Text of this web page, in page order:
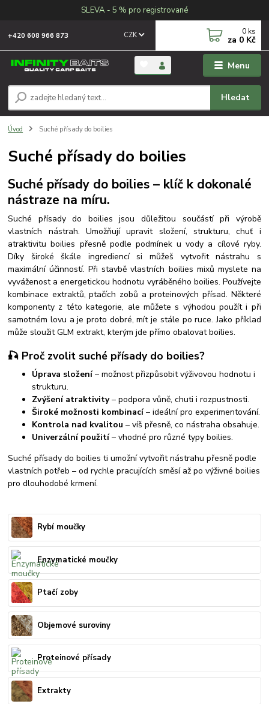
SLEVA - 5 % pro registrované
Menu
CZK
Hledat
+420 608 966 873 0 ks
za 0 Kč
Úvod Suché přísady do boilies
Suché přísady do boilies
Suché přísady do boilies – klíč k dokonalé
nástraze na míru.
Suché přísady do boilies jsou důležitou součástí při výrobě
vlastních nástrah. Umožňují upravit složení, strukturu, chuť i
atraktivitu boilies přesně podle podmínek u vody a cílové ryby.
Díky široké škále ingrediencí si můžeš vytvořit nástrahu s
maximální účinností.Při stavbě vlastních boilies mixů myslete na
vyváženost a energetickou hodnotu vyráběného boilies. Používejte
kombinace extraktů, ptačích zobů a proteinových přísad. Některé
komponenty z této kategorie, ale můžete s výhodou použít i při
samotném lovu a je proto dobré, mít je stále po ruce. Jako příklad
může sloužit GLM extrakt, kterým jde přímo obalovat boilies.
🎣 Proč zvolit suché přísady do boilies?
Úprava složení– možnost přizpůsobit výživovou hodnotu i
strukturu.
Zvýšení atraktivity– podpora vůně, chuti i rozpustnosti.
Široké možnosti kombinací– ideální pro experimentování.
Kontrola nad kvalitou – víš přesně, co nástraha obsahuje.
Univerzální použití– vhodné pro různé typy boilies.
Suché přísady do boilies ti umožní vytvořit nástrahu přesně podle
vlastních potřeb – od rychle pracujících směsí až po výživné boilies
pro dlouhodobé krmení.
Rybí moučky
Enzymatické moučky
Ptačí zoby
Objemové suroviny
Proteinové přísady
Extrakty